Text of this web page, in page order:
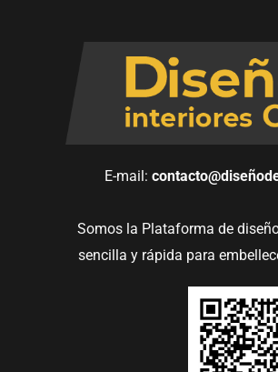
E-mail:
Somos la Plataforma de
sencilla y rápida para